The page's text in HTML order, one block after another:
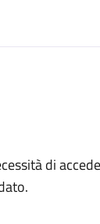
di